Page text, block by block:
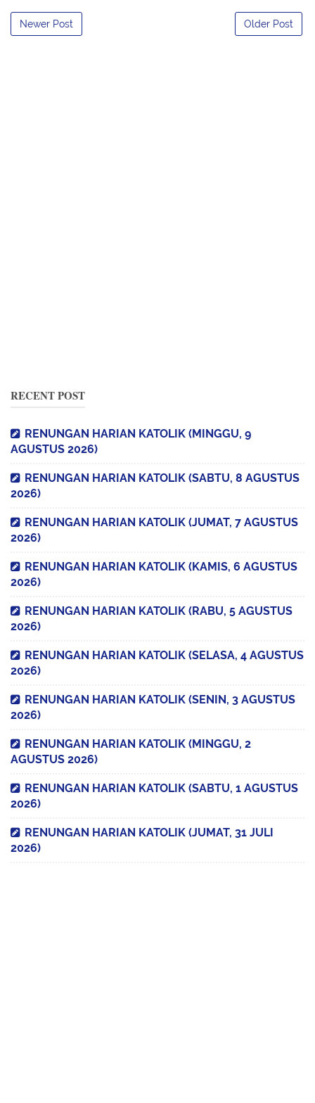
Newer Post Older Post
RECENT POST
RENUNGAN HARIAN KATOLIK (MINGGU, 9
AGUSTUS 2026)
RENUNGAN HARIAN KATOLIK (SABTU, 8 AGUSTUS
2026)
RENUNGAN HARIAN KATOLIK (JUMAT, 7 AGUSTUS
2026)
RENUNGAN HARIAN KATOLIK (KAMIS, 6 AGUSTUS
2026)
RENUNGAN HARIAN KATOLIK (RABU, 5 AGUSTUS
2026)
RENUNGAN HARIAN KATOLIK (SELASA, 4 AGUSTUS
2026)
RENUNGAN HARIAN KATOLIK (SENIN, 3 AGUSTUS
2026)
RENUNGAN HARIAN KATOLIK (MINGGU, 2
AGUSTUS 2026)
RENUNGAN HARIAN KATOLIK (SABTU, 1 AGUSTUS
2026)
RENUNGAN HARIAN KATOLIK (JUMAT, 31 JULI
2026)